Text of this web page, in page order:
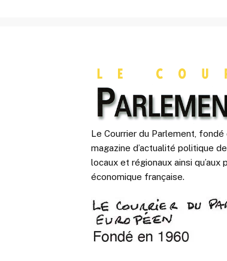
Le Courrier du Parlement,
magazine d’actualité politique
locaux et régionaux ainsi qu’aux
économique française.